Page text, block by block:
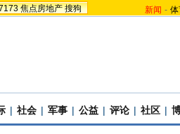
焦点房地产 搜狗 新闻 -
| 社会 | 军事 | 公益 | 评论 | 社区 |